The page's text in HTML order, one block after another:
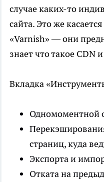
случае каких-то
сайта. Это же
«Varnish» — они
знает что такое CDN
Вкладка
Одномоментной
страниц, куда
Экспорта и
Отката на